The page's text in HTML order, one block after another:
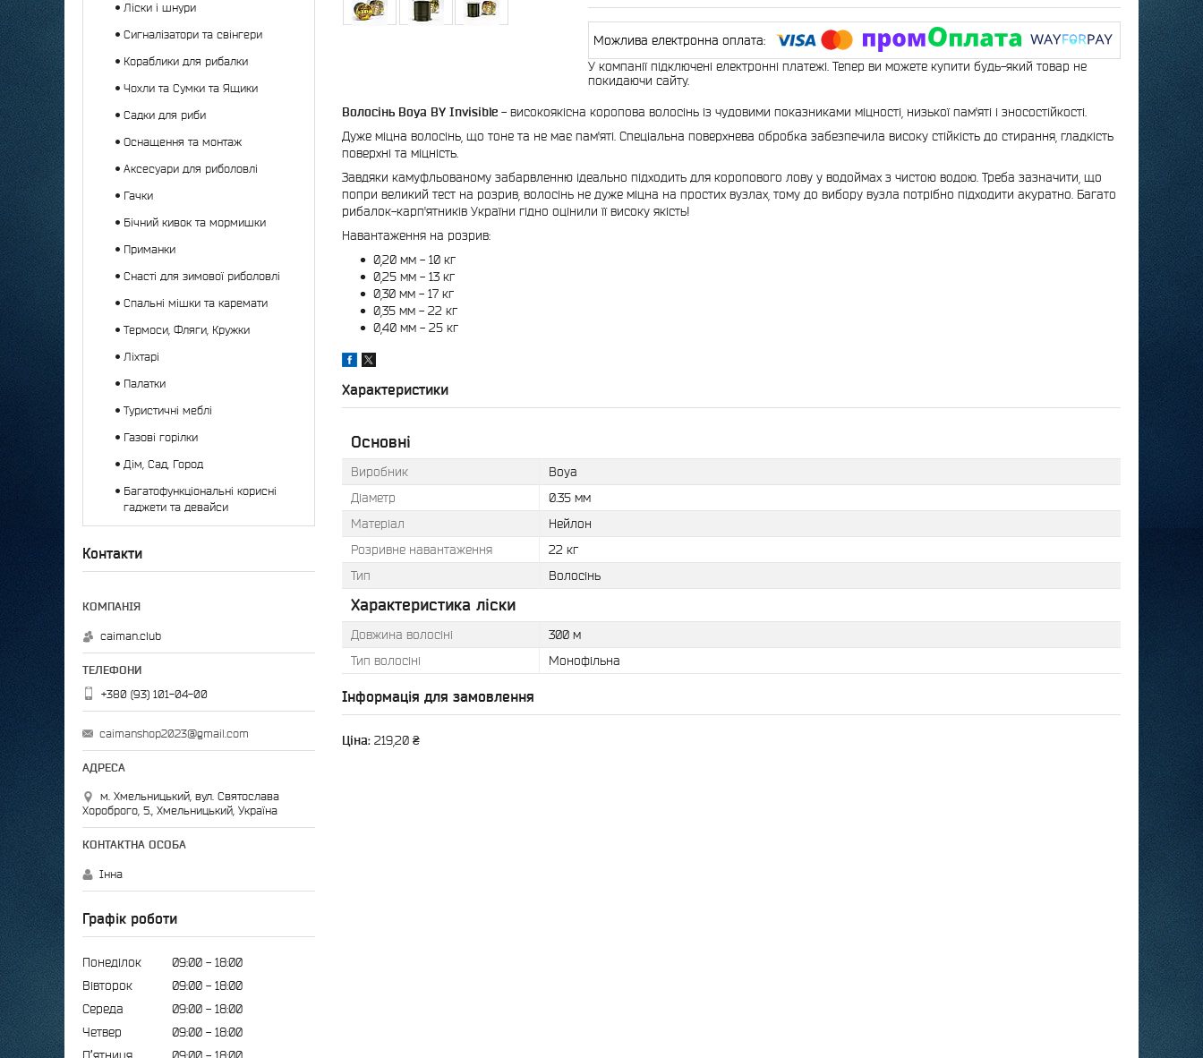
У компанії підключені електронні платежі. Тепер ви можете купити будь-який товар не
покидаючи сайту.
Волосінь Boya BY Invisible - високоякісна коропова волосінь із чудовими показниками міцності, низької пам'яті і зносостійкості.
Дуже міцна волосінь, що тоне та не має пам'яті. Спеціальна поверхнева обробка забезпечила високу стійкість до стирання, гладкість
поверхні та міцність.
Завдяки камуфльованому забарвленню ідеально підходить для коропового лову у водоймах з чистою водою. Треба зазначити, що
попри великий тест на розрив, волосінь не дуже міцна на простих вузлах, тому до вибору вузла потрібно підходити акуратно. Багато
рибалок-карп'ятників України гідно оцінили її високу якість!
Навантаження на розрив:
0,20 мм - 10 кг
0,25 мм - 13 кг
0,30 мм - 17 кг
0,35 мм - 22 кг
0,40 мм - 25 кг
Характеристики
Основні
Виробник
Boya
Діаметр
0.35 мм
Матеріал
Нейлон
Розривне навантаження
22 кг
Тип
Волосінь
Характеристика ліски
Довжина волосіні
300 м
Тип волосіні
Монофільна
Інформація для замовлення
Ціна: 219,20 ₴
Ліски і шнури
Сигналізатори та свінгери
Кораблики для рибалки
Чохли та Сумки та Ящики
Садки для риби
Оснащення та монтаж
Аксесуари для риболовлі
Гачки
Бічний кивок та мормишки
Приманки
Снасті для зимової риболовлі
Спальні мішки та каремати
Термоси, Фляги, Кружки
Ліхтарі
Палатки
Туристичні меблі
Газові горілки
Дім, Сад, Город
Багатофункціональні корисні
гаджети та девайси
Контакти
caiman.club
+380 (93) 101-04-00
caimanshop2023@gmail.com
м. Хмельницький, вул. Святослава
Хороброго, 5., Хмельницький, Україна
Інна
Графік роботи
Понеділок 09:00
18:00
Вівторок
09:00
18:00
Середа
09:00
18:00
Четвер
09:00
18:00
Пʼятниця
09:00 18:00